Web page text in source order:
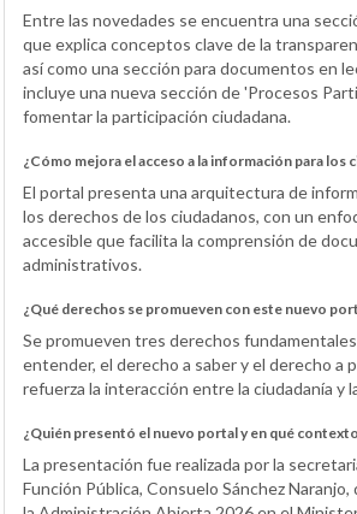
Entre las novedades se encuentra una
que explica conceptos clave de la
así como una sección para documentos en
incluye una nueva sección de 'Procesos
fomentar la participación ciudadana.
¿Cómo mejora el acceso a la información para los
El portal presenta una arquitectura de
los derechos de los ciudadanos, con un
accesible que facilita la comprensión de
administrativos.
¿Qué derechos se promueven con este nuevo
Se promueven tres derechos
entender, el derecho a saber y el derecho a
refuerza la interacción entre la ciudadanía y
¿Quién presentó el nuevo portal y en qué
La presentación fue realizada por la
Función Pública, Consuelo Sánchez Naranjo,